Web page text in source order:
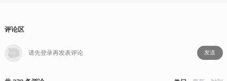
评论区
发送